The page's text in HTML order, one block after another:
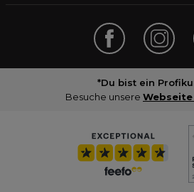
*Du bist ein
Besuche unsere